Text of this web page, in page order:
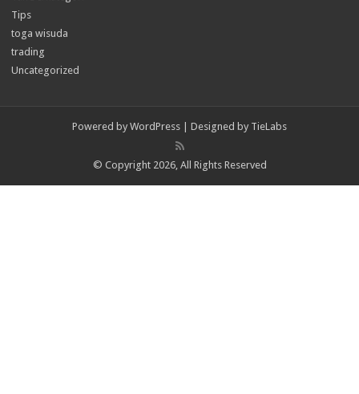
Tips
toga wisuda
trading
Uncategorized
Powered by WordPress | Designed by TieLabs
© Copyright 2026, All Rights Reserved